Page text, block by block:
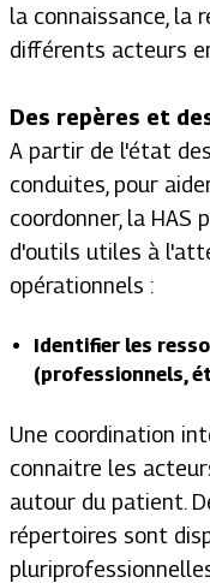
la connaissance, la
différents acteurs
Des repères et
A partir de l'état
conduites, pour
coordonner, la HAS
d'outils utiles à
opérationnels :
Identifier les
(professionnels,
Une coordination
connaitre les
autour du patient.
répertoires sont